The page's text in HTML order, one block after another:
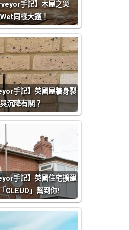
手記】木屋之災
同樣大鑊！
手記】英國屋牆身裂
沉降有關？
手記】英國住宅擴建
CLEUD」幫到你!